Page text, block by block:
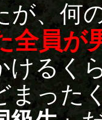
が、何
全員が
けるく
まった